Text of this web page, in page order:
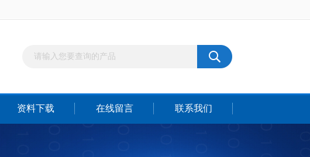
资料下载 在线留言 联系我们